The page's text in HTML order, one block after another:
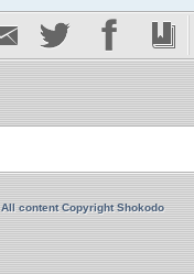
All content Copyright Shokodo